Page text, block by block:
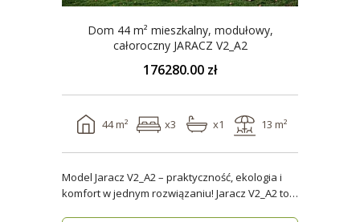
Dom 44 m² mieszkalny, modułowy,
całoroczny JARACZ V2_A2
176280.00 zł
44 m² x3 x1 13 m²
Model Jaracz V2_A2 – praktyczność, ekologia i
komfort w jednym rozwiązaniu! Jaracz V2_A2 to